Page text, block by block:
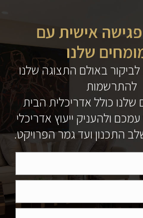
פגישה אישית עם
שלנו
באולם התצוגה שלנו
להתרשמות
שלנו כולל אדריכלית הבית
ולהעניק ייעוץ אדריכלי
התכנון ועד גמר הפרויקט.